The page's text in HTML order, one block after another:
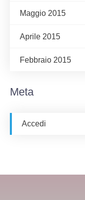
Maggio 2015
Aprile 2015
Febbraio 2015
Meta
Accedi